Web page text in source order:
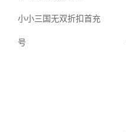
小小三国无双折扣首充
号